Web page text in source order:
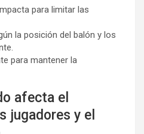
para limitar las
la posición del balón y los
para mantener la
afecta el
jugadores y el